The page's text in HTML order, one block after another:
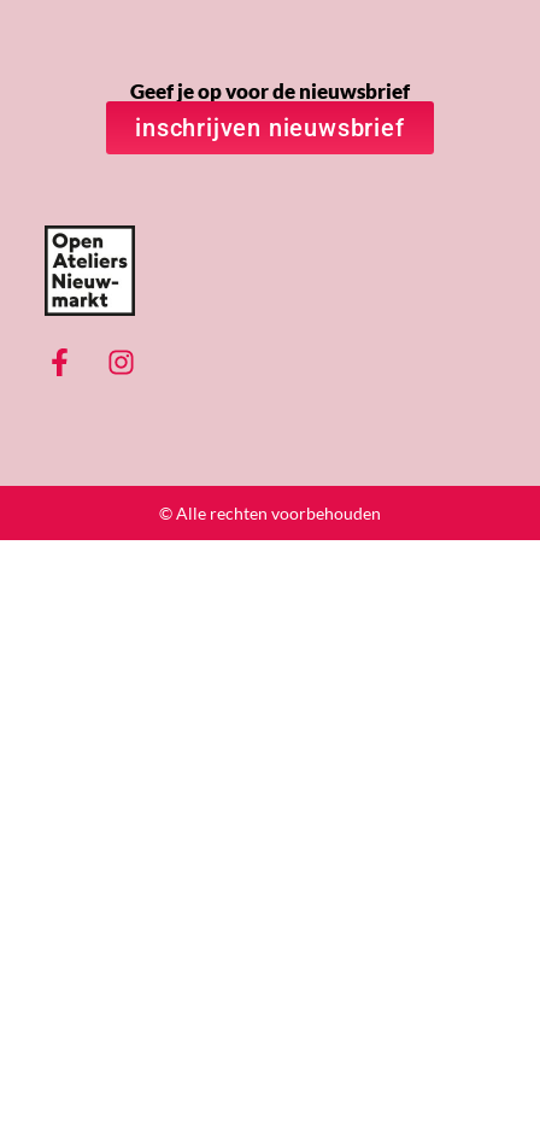
Geef je op voor de nieuwsbrief
inschrijven nieuwsbrief
© Alle rechten voorbehouden